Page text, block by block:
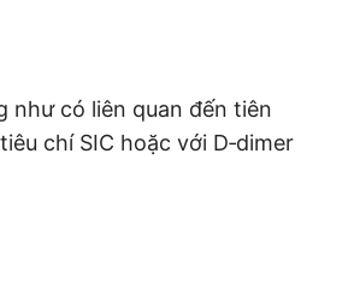
như có liên quan đến tiên
chí SIC hoặc với D‐dimer